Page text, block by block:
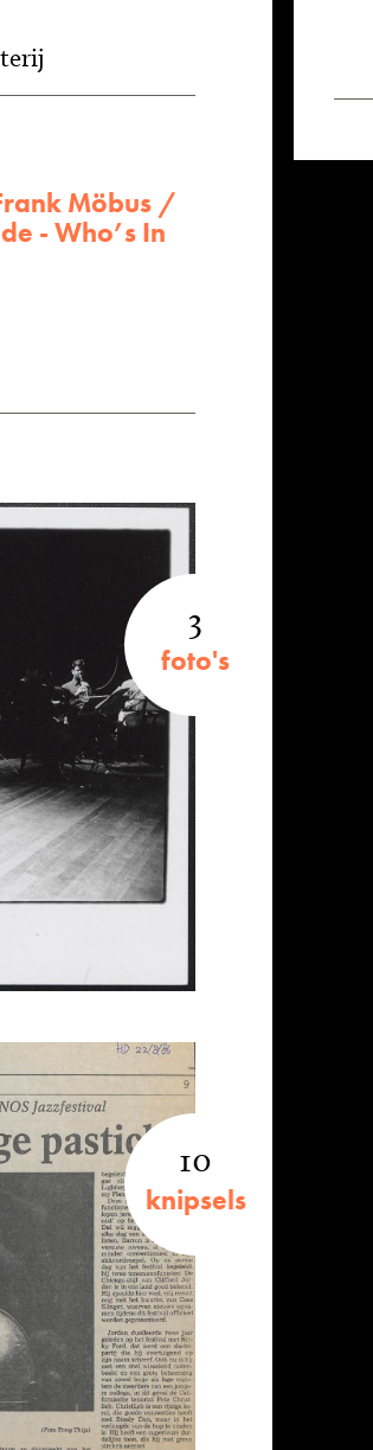
Möbus /
- Who’s In
3
foto's
10
knipsels